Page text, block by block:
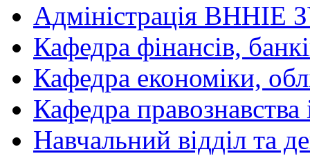
Адміністрація ВННІЕ
Кафедра фінансів,
Кафедра економіки,
Кафедра
Навчальний відділ та